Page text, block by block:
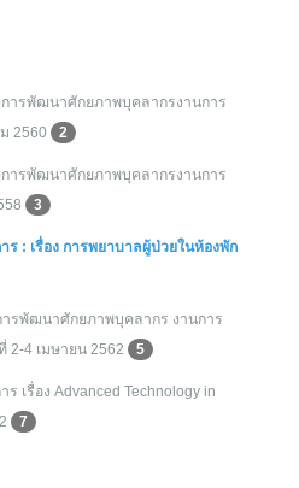
การพัฒนาศักยภาพบุคลากรงานการ
2560
2
การพัฒนาศักยภาพบุคลากรงานการ
3
ร : เรื่อง การพยาบาลผู้ป่วยในห้องพัก
ารพัฒนาศักยภาพบุคลากร งานการ
2-4 เมษายน 2562
5
เรื่อง Advanced Technology in
7